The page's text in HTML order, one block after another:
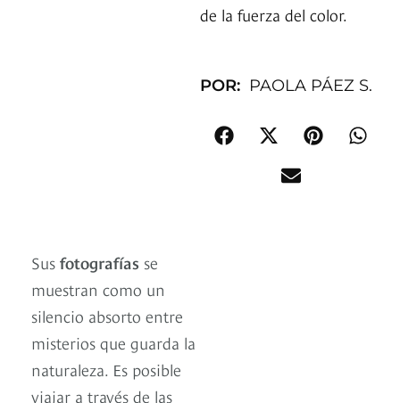
de la fuerza del color.
POR: PAOLA PÁEZ S.
Sus fotografías se
muestran como un
silencio absorto entre
misterios que guarda la
naturaleza. Es posible
viajar a través de las